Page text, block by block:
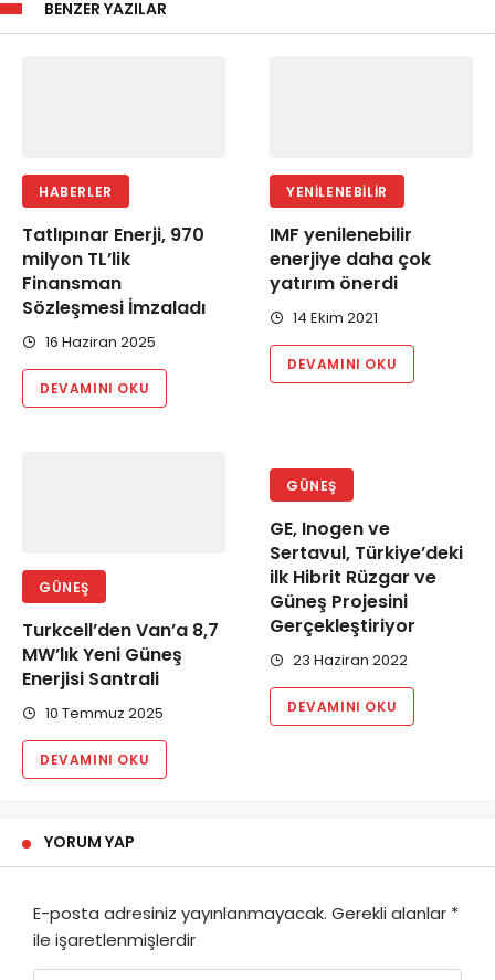
BENZER YAZILAR
HABERLER
Tatlıpınar Enerji, 970
milyon TL’lik
Finansman
Sözleşmesi İmzaladı
16 Haziran 2025
DEVAMINI OKU
YENILENEBILIR
IMF yenilenebilir
enerjiye daha çok
yatırım önerdi
14 Ekim 2021
DEVAMINI OKU
GÜNEŞ
Turkcell’den Van’a 8,7
MW’lık Yeni Güneş
Enerjisi Santrali
10 Temmuz 2025
DEVAMINI OKU
GÜNEŞ
GE, Inogen ve
Sertavul, Türkiye’deki
ilk Hibrit Rüzgar ve
Güneş Projesini
Gerçekleştiriyor
23 Haziran 2022
DEVAMINI OKU
YORUM YAP
E-posta adresiniz yayınlanmayacak. Gerekli alanlar *
ile işaretlenmişlerdir